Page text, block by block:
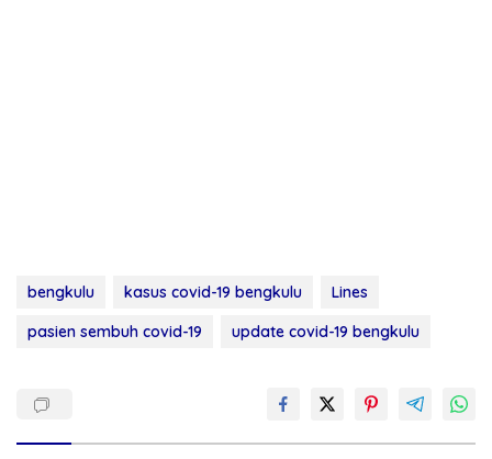
bengkulu kasus covid-19 bengkulu
Lines
pasien sembuh covid-19
update covid-19 bengkulu